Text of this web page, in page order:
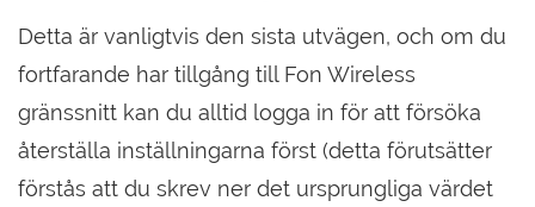
Detta är vanligtvis den sista utvägen, och om du
fortfarande har tillgång till Fon Wireless
gränssnitt kan du alltid logga in för att försöka
återställa inställningarna först (detta förutsätter
förstås att du skrev ner det ursprungliga värdet